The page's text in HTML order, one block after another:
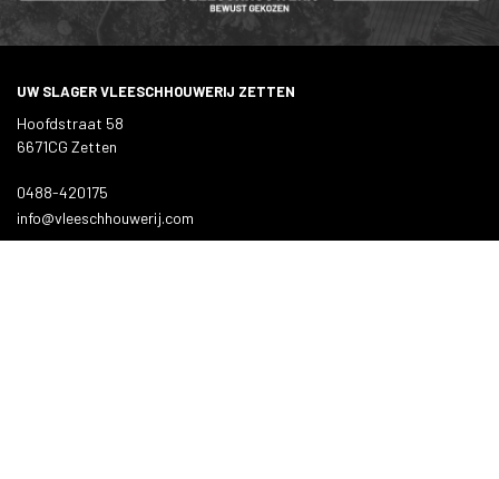
UW SLAGER VLEESCHHOUWERIJ ZETTEN
Hoofdstraat 58
6671CG Zetten
0488-420175
info@vleeschhouwerij.com